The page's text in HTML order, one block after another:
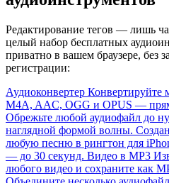
Редактирование тегов — лишь
целый набор бесплатных
приватно в вашем браузере, без
регистрации:
Аудиоконвертер Конвертируйте
M4A, AAC, OGG и OPUS —
Обрежьте любой аудиофайл до
наглядной формой волны.
любую песню в рингтон для
— до 30 секунд. Видео в MP3
любого видео и сохраните как